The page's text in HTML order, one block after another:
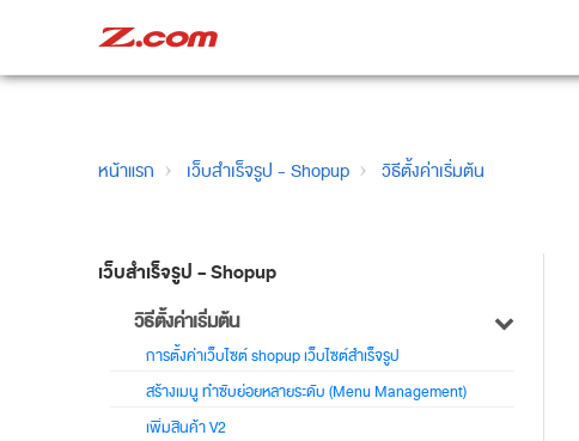
หน้าแรก เว็บสำเร็จรูป - Shopup วิธีตั้งค่าเริ่มต้น
เว็บสำเร็จรูป - Shopup
วิธีตั้งค่าเริ่มต้น
การตั้งค่าเว็บไซต์ shopup เว็บไซต์สำเร็จรูป
สร้างเมนู ทำซับย่อยหลายระดับ (Menu Management)
เพิ่มสินค้า V2